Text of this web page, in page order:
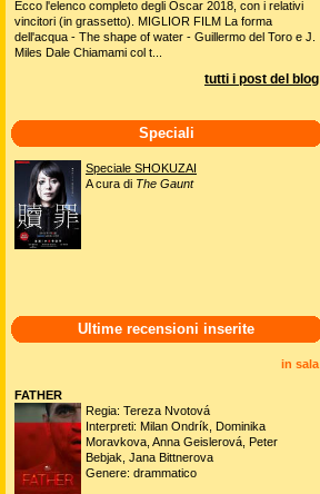
Ecco l'elenco completo degli Oscar 2018, con i relativi
vincitori (in grassetto). MIGLIOR FILM La forma
dell'acqua - The shape of water - Guillermo del Toro e J.
Miles Dale Chiamami col t...
tutti i post del blog
Speciali
Speciale SHOKUZAI
A cura di The Gaunt
Ultime recensioni inserite
in sala
FATHER
Regia: Tereza Nvotová
Interpreti: Milan Ondrík, Dominika
Moravkova, Anna Geislerová, Peter
Bebjak, Jana Bittnerova
Genere: drammatico